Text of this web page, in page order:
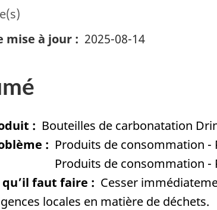
mise à jour
2025-08-14
Bouteilles de carbonatation
Produits de consommation -
Produits de consommation -
qu’il faut faire
Cesser
locales en matière de déchets.